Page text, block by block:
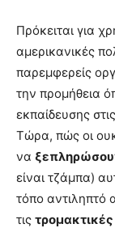
Πρόκειται για
αμερικανικές
παρεμφερείς
την προμήθεια
εκπαίδευσης
Τώρα, πώς οι
να
είναι τζάμπα)
τόπο αντιληπτό
τις